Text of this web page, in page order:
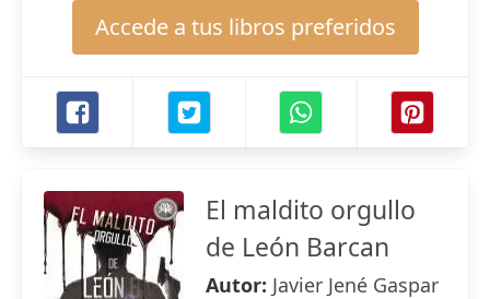
Accede a tus libros preferidos
El maldito orgullo
de León Barcan
Autor: Javier Jené Gaspar